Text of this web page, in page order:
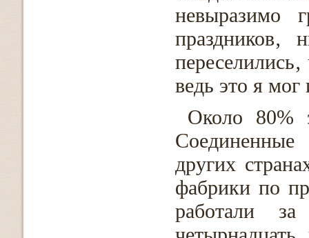
невыразимо
ведь это я
Около 80%
других
фабрики по
работали